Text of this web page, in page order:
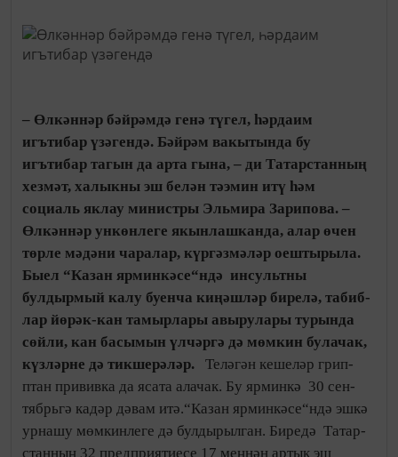
– Өлкәннәр бәйрәмдә генә түгел, һәрдаим
игътибар үзәгендә. Бәйрәм вакытында бу
игътибар тагын да арта гына, – ди Татар­станның
хезмәт, халыкны эш белән тәэмин итү һәм
социаль яклау министры Эльмира Зарипова. –
Өлкәннәр ункөнлеге якын­лашканда, алар өчен
төрле мәдәни чаралар, күр­гәзмәләр оештырыла.
Быел “Казан ярминкәсе“ндә инсультны
булдырмый калу буенча киңәшләр бирелә, та­биб­
лар йөрәк-кан тамырлары авырулары турында
сөй­ли, кан басымын үлчәргә дә мөмкин булачак,
күзләрне дә тикше­рәләр. Теләгән кеше­ләр грип­
птан прививка да ясата алачак. Бу ярминкә 30 сен­
тябрьгә кадәр дәвам итә.“Казан ярминкәсе“ндә эш­кә
урнашу мөмкинлеге дә булдырылган. Биредә Татар­
станның 32 предприятиесе 17 меңнән артык эш